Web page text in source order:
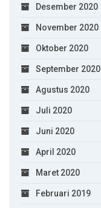
Desember 2020
November 2020
Oktober 2020
September 2020
Agustus 2020
Juli 2020
Juni 2020
April 2020
Maret 2020
Februari 2019